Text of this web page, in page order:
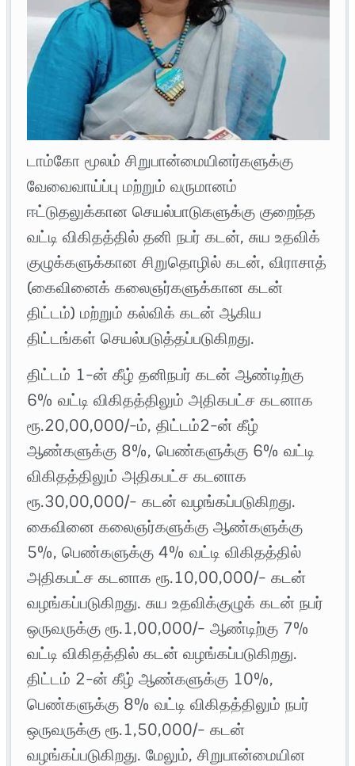
டாம்கோ மூலம் சிறுபான்மையினர்களுக்கு
வேவைவாய்ப்பு மற்றும் வருமானம்
ஈட்டுதலுக்கான செயல்பாடுகளுக்கு குறைந்த
வட்டி விகிதத்தில் தனி நபர் கடன், சுய உதவிக்
குழுக்களுக்கான சிறுதொழில் கடன், விராசாத்
(கைவினைக் கலைஞர்களுக்கான கடன்
திட்டம்) மற்றும் கல்விக் கடன் ஆகிய
திட்டங்கள் செயல்படுத்தப்படுகிறது.
திட்டம் 1-ன் கீழ் தனிநபர் கடன் ஆண்டிற்கு
6% வட்டி விகிதத்திலும் அதிகபட்ச கடனாக
ரூ.20,00,000/-ம், திட்டம்2-ன் கீழ்
ஆண்களுக்கு 8%, பெண்களுக்கு 6% வட்டி
விகிதத்திலும் அதிகபட்ச கடனாக
ரூ.30,00,000/- கடன் வழங்கப்படுகிறது.
கைவினை கலைஞர்களுக்கு ஆண்களுக்கு
5%, பெண்களுக்கு 4% வட்டி விகிதத்தில்
அதிகபட்ச கடனாக ரூ.10,00,000/- கடன்
வழங்கப்படுகிறது. சுய உதவிக்குழுக் கடன் நபர்
ஒருவருக்கு ரூ.1,00,000/- ஆண்டிற்கு 7%
வட்டி விகிதத்தில் கடன் வழங்கப்படுகிறது.
திட்டம் 2-ன் கீழ் ஆண்களுக்கு 10%,
பெண்களுக்கு 8% வட்டி விகிதத்திலும் நபர்
ஒருவருக்கு ரூ.1,50,000/- கடன்
வழங்கப்படுகிறது. மேலும், சிறுபான்மையின